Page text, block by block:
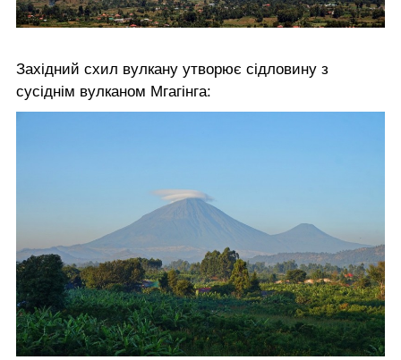
Західний схил вулкану утворює сідловину з
сусіднім вулканом Мгагінга: